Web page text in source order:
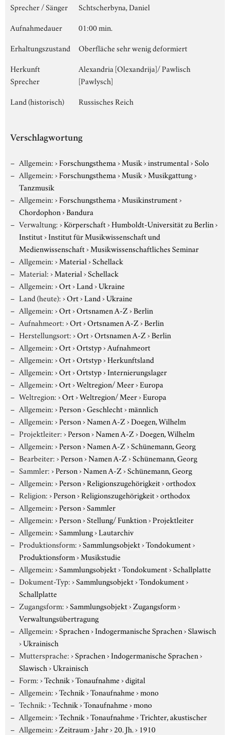
Sprecher / Sänger
Schtscherbyna, Daniel
Aufnahmedauer
01:00 min.
Erhaltungszustand
Oberfläche sehr wenig deformiert
Herkunft
Sprecher
Alexandria [Olexandrija]/ Pawlisch
[Pawlysch]
Land (historisch)
Russisches Reich
Verschlagwortung
Allgemein:›Forschungsthema›Musik›instrumental›Solo
Allgemein:›Forschungsthema›Musik›Musikgattung›
Tanzmusik
Allgemein:›Forschungsthema›Musikinstrument›
Chordophon›Bandura
Verwaltung:›Körperschaft›Humboldt-Universität zu Berlin›
Institut›Institut für Musikwissenschaft und
Medienwissenschaft›Musikwissenschaftliches Seminar
Allgemein:›Material›Schellack
Material:›Material›Schellack
Allgemein:›Ort›Land›Ukraine
Land (heute):›Ort›Land›Ukraine
Allgemein:›Ort›Ortsnamen A-Z›Berlin
Aufnahmeort:›Ort›Ortsnamen A-Z›Berlin
Herstellungsort:›Ort›Ortsnamen A-Z›Berlin
Allgemein:›Ort›Ortstyp›Aufnahmeort
Allgemein:›Ort›Ortstyp›Herkunftsland
Allgemein:›Ort›Ortstyp›Internierungslager
Allgemein:›Ort›Weltregion/ Meer›Europa
Weltregion:›Ort›Weltregion/ Meer›Europa
Allgemein:›Person›Geschlecht›männlich
Allgemein:›Person›Namen A-Z›Doegen, Wilhelm
Projektleiter:›Person›Namen A-Z›Doegen, Wilhelm
Allgemein:›Person›Namen A-Z›Schünemann, Georg
Bearbeiter:›Person›Namen A-Z›Schünemann, Georg
Sammler:›Person›Namen A-Z›Schünemann, Georg
Allgemein:›Person›Religionszugehörigkeit›orthodox
Religion:›Person›Religionszugehörigkeit›orthodox
Allgemein:›Person›Sammler
Allgemein:›Person›Stellung/ Funktion›Projektleiter
Allgemein:›Sammlung›Lautarchiv
Produktionsform:›Sammlungsobjekt›Tondokument›
Produktionsform›Musikstudie
Allgemein:›Sammlungsobjekt›Tondokument›Schallplatte
Dokument-Typ:›Sammlungsobjekt›Tondokument›
Schallplatte
Zugangsform:›Sammlungsobjekt›Zugangsform›
Verwaltungsübertragung
Allgemein:›Sprachen›Indogermanische Sprachen›Slawisch
›Ukrainisch
Muttersprache:›Sprachen›Indogermanische Sprachen›
Slawisch›Ukrainisch
Form:›Technik›Tonaufnahme›digital
Allgemein:›Technik›Tonaufnahme›mono
Technik:›Technik›Tonaufnahme›mono
Allgemein:›Technik›Tonaufnahme›Trichter, akustischer
Allgemein:›Zeitraum›Jahr›20. Jh.› 1910